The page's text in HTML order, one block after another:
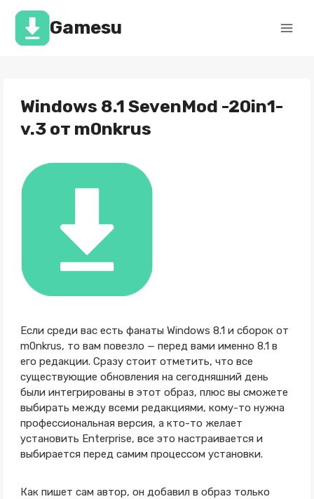
Перейти
содержимомуGamesu
Windows 8.1 SevenMod -20in1-
v.3 от m0nkrus
Если среди вас есть фанаты Windows 8.1 и сборок от
m0nkrus, то вам повезло — перед вами именно 8.1 в
его редакции. Сразу стоит отметить, что все
существующие обновления на сегодняшний день
были интегрированы в этот образ, плюс вы сможете
выбирать между всеми редакциями, кому-то нужна
профессиональная версия, а кто-то желает
установить Enterprise, все это настраивается и
выбирается перед самим процессом установки.
Как пишет сам автор, он добавил в образ только